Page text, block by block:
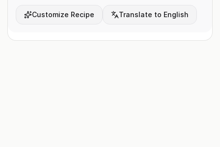
Customize Recipe Translate to English